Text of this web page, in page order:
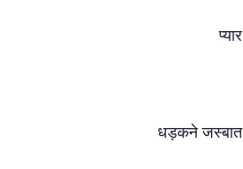
प्यार
धड़कने जस्बात